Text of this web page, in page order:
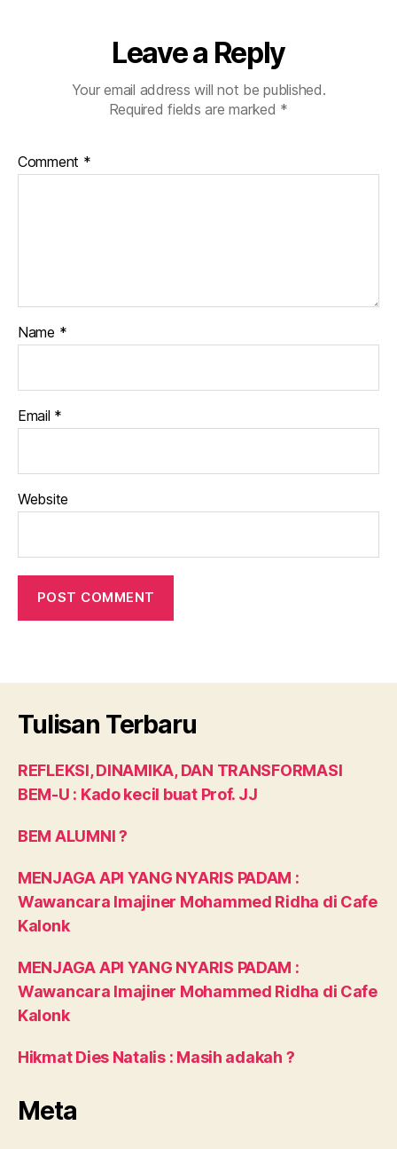
Leave a Reply
Your email address will not be published.
Required fields are marked *
Comment *
Name *
Email *
Website
Tulisan Terbaru
REFLEKSI, DINAMIKA, DAN TRANSFORMASI
BEM-U : Kado kecil buat Prof. JJ
BEM ALUMNI ?
MENJAGA API YANG NYARIS PADAM :
Wawancara Imajiner Mohammed Ridha di Cafe
Kalonk
MENJAGA API YANG NYARIS PADAM :
Wawancara Imajiner Mohammed Ridha di Cafe
Kalonk
Hikmat Dies Natalis : Masih adakah ?
Meta